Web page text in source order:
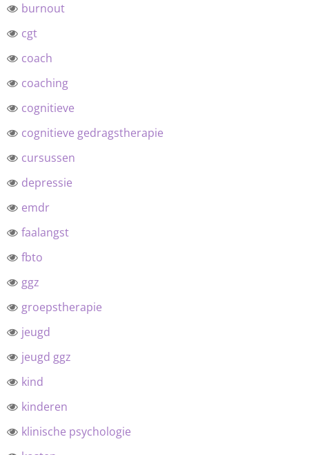
burnout
cgt
coach
coaching
cognitieve
cognitieve gedragstherapie
cursussen
depressie
emdr
faalangst
fbto
ggz
groepstherapie
jeugd
jeugd ggz
kind
kinderen
klinische psychologie